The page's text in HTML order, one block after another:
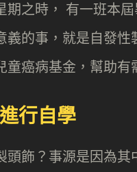
期之時， 有一班本
義的事，就是自發
童癌病基金，幫助有
行自學
頭飾？事源是因為